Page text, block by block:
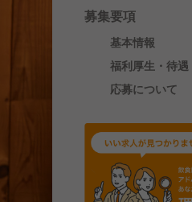
募集要項
基本情報
福利厚生・待遇
応募について